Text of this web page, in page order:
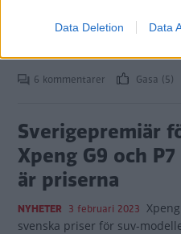
Data Deletion Data
under bilmässan Auto China.
6 kommentarer Gasa (5)
Sverigepremiär
Xpeng G9 och
är priserna
NYHETER 3 februari 2023
svenska priser för suv-